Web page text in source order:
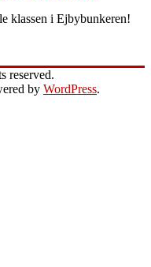
klassen i Ejbybunkeren!
reserved.
by WordPress.